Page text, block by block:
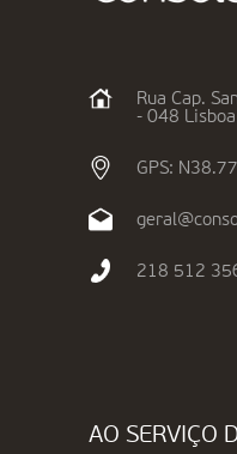
Rua Cap.
- 048 Lisboa
GPS:
218 512
AO SERVIÇO